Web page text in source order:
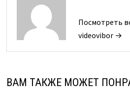
Посмотреть
videovibor →
ВАМ ТАКЖЕ МОЖЕТ